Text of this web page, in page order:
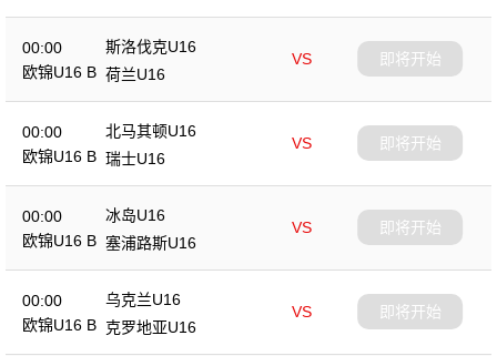
00:00
欧锦U16 B
斯洛伐克U16
VS
荷兰U16
即将开始
00:00
欧锦U16 B
北马其顿U16
VS
瑞士U16
即将开始
00:00
欧锦U16 B
冰岛U16
VS
塞浦路斯U16
即将开始
00:00
欧锦U16 B
乌克兰U16
VS
克罗地亚U16
即将开始